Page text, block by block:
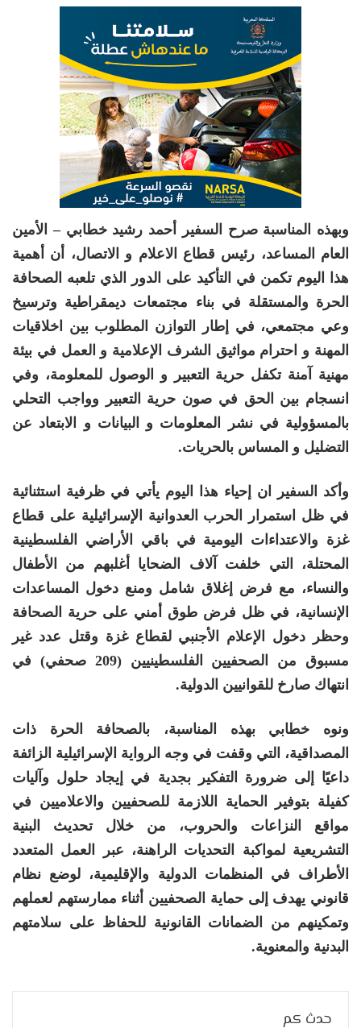
وبهذه المناسبة صرح السفير أحمد رشيد خطابي – الأمين
العام المساعد، رئيس قطاع الاعلام و الاتصال، أن أهمية
هذا اليوم تكمن في التأكيد على الدور الذي تلعبه الصحافة
الحرة والمستقلة في بناء مجتمعات ديمقراطية وترسيخ
وعي مجتمعي، في إطار التوازن المطلوب بين اخلاقيات
المهنة و احترام مواثيق الشرف الإعلامية و العمل في بيئة
مهنية آمنة تكفل حرية التعبير و الوصول للمعلومة، وفي
انسجام بين الحق في صون حرية التعبير وواجب التحلي
بالمسؤولية في نشر المعلومات و البيانات و الابتعاد عن
التضليل و المساس بالحريات.
وأكد السفير ان إحياء هذا اليوم يأتي في ظرفية استثنائية
في ظل استمرار الحرب العدوانية الإسرائيلية على قطاع
غزة والاعتداءات اليومية في باقي الأراضي الفلسطينية
المحتلة، التي خلفت آلاف الضحايا أغلبهم من الأطفال
والنساء، مع فرض إغلاق شامل ومنع دخول المساعدات
الإنسانية، في ظل فرض طوق أمني على حرية الصحافة
وحظر دخول الإعلام الأجنبي لقطاع غزة وقتل عدد غير
مسبوق من الصحفيين الفلسطينيين (209 صحفي) في
انتهاك صارخ للقوانيين الدولية.
ونوه خطابي بهذه المناسبة، بالصحافة الحرة ذات
المصداقية، التي وقفت في وجه الرواية الإسرائيلية الزائفة
داعيًا إلى ضرورة التفكير بجدية في إيجاد حلول وآليات
كفيلة بتوفير الحماية اللازمة للصحفيين والاعلاميين في
مواقع النزاعات والحروب، من خلال تحديث البنية
التشريعية لمواكبة التحديات الراهنة، عبر العمل المتعدد
الأطراف في المنظمات الدولية والإقليمية، لوضع نظام
قانوني يهدف إلى حماية الصحفيين أثناء ممارستهم لعملهم
وتمكينهم من الضمانات القانونية للحفاظ على سلامتهم
البدنية والمعنوية.
حدث كم